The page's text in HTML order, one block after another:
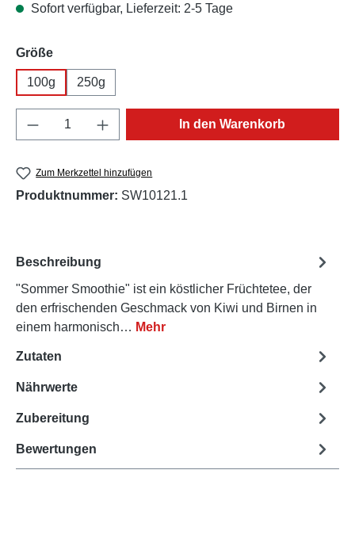
Sofort verfügbar, Lieferzeit: 2-5 Tage
Größeauswählen
100g 250g
Produkt Anzahl: Gib den gewünschten
In den Warenkorb
Zum Merkzettel hinzufügen
Produktnummer: SW10121.1
Beschreibung
"Sommer Smoothie" ist ein köstlicher Früchtetee, der
den erfrischenden Geschmack von Kiwi und Birnen in
einem harmonisch… Mehr
Zutaten
Nährwerte
Zubereitung
Bewertungen